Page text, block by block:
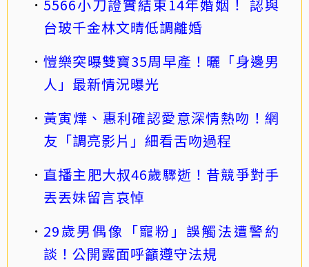
5566小刀證實結束14年婚姻！ 認與
台玻千金林文晴低調離婚
愷樂突曝雙寶35周早產！曬「身邊男
人」最新情況曝光
黃寅燁、惠利確認愛意深情熱吻！網
友「調亮影片」細看舌吻過程
直播主肥大叔46歲驟逝！昔競爭對手
丟丟妹留言哀悼
29歲男偶像「寵粉」誤觸法遭警約
談！公開露面呼籲遵守法規